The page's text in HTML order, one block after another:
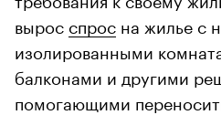
вырос спрос на жилье с
изолированными
балконами и другими
помогающими